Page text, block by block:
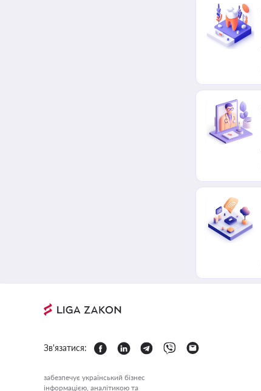
Зв'язатися:
забезпечує український бізнес
інформацією, аналітикою та